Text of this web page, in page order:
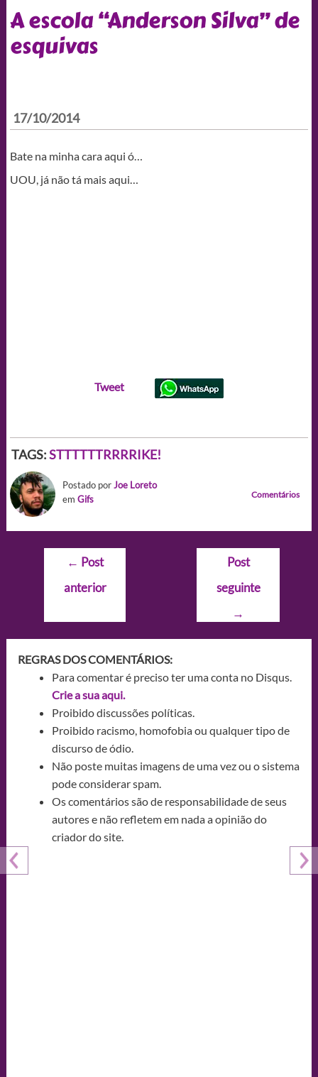
A escola “Anderson Silva” de
esquivas
17/10/2014
Bate na minha cara aqui ó…
UOU, já não tá mais aqui…
Tweet
TAGS:STTTTTTRRRRIKE!
Postado porJoe Loreto
em Gifs Comentários
Navegação
Post
← Post
anterior
Post
seguinte
→
REGRAS DOS COMENTÁRIOS:
Para comentar é preciso ter uma conta no Disqus.
Crie a sua aqui.
Proibido discussões políticas.
Proibido racismo, homofobia ou qualquer tipo de
discurso de ódio.
Não poste muitas imagens de uma vez ou o sistema
pode considerar spam.
Os comentários são de responsabilidade de seus
autores e não refletem em nada a opinião do
criador do site.